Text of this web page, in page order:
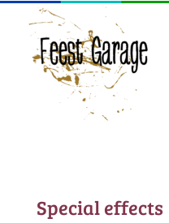
Special effects